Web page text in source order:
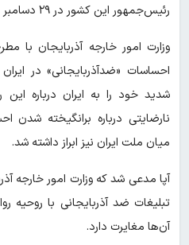
رئیس‌جمهور این کشور در ۲۹ دسامبر در مراسمی در اردبیل بوده است.
وزارت امور خارجه آذربایجان با
احساسات «ضدآذربایجانی» در
شدید خود را به ایران درباره این
نارضایتی درباره برانگیخته شدن
میان ملت ایران نیز ابراز داشته شد.
آپا مدعی شد که وزارت امور خارجه
تبلیغات ضد آذربایجانی با روحیه
آن‌ها مغایرت دارد.